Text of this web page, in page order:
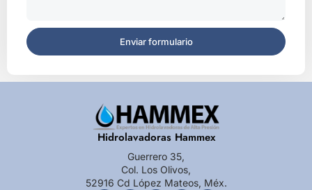
Enviar formulario
Hidrolavadoras Hammex
Guerrero 35,
Col. Los Olivos,
52916 Cd López Mateos, Méx.